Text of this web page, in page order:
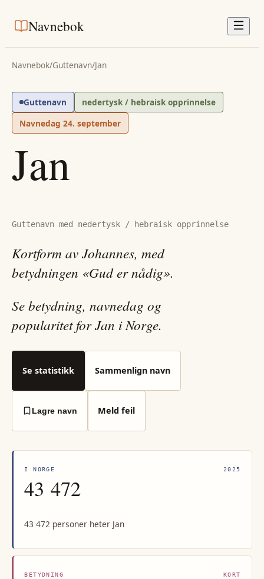
Navnebok
Navnebok/Guttenavn/Jan
Guttenavn
nedertysk / hebraisk opprinnelse
Navnedag 24. september
Jan
Guttenavn med nedertysk / hebraisk opprinnelse
Kortform av Johannes, med
betydningen «Gud er nådig».
Se betydning, navnedag og
popularitet for Jan i Norge.
Se statistikk Sammenlign navn
Lagre navn Meld feil
I NORGE 2025
43 472
43 472 personer heter Jan
BETYDNING KORT